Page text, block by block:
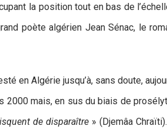
la position tout en bas de
poète algérien Jean Sénac, le
en Algérie jusqu’à, sans doute,
2000 mais, en sus du biais de
de disparaître » (Djemâa